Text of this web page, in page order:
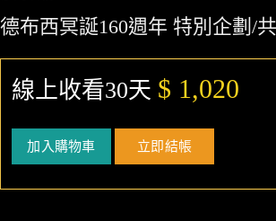
德布西冥誕160週年 特別企劃/
線上收看30天 $ 1,020
加入購物車 立即結帳